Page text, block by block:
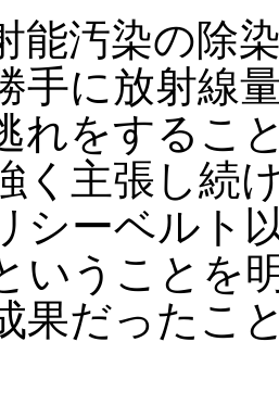
汚染の除
手に放射線
れをするこ
く主張し続
シーベルト
いうことを
果だったこ